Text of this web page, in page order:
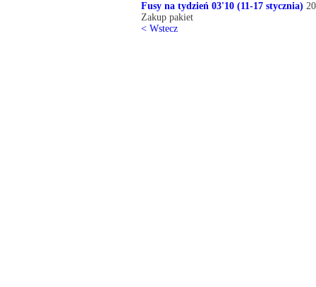
Fusy na tydzień 03'10 (11-17 stycznia)
Zakup pakiet
< Wstecz